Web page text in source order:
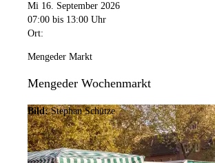
Mi 16. September 2026
07:00 bis 13:00 Uhr
Ort:
Mengeder Markt
Mengeder Wochenmarkt
Bild: Stephan Schütze